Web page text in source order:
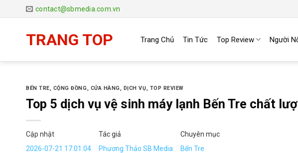
đến
contact@sbmedia.com.vn
TRANG TOP Trang Chủ Tin Tức Top Review Người
BẾN TRE CỘNG ĐỒNG CỬA HÀNG DỊCH VỤ TOP REVIEW
Top 5 dịch vụ vệ sinh máy lạnh Bến Tre chất
Cập nhật
2026-07-21 17:01:04
Tác giả
Phương Thảo SB Media
Chuyên mục
Bến Tre